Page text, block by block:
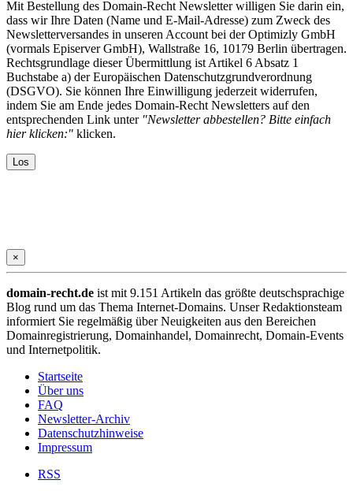
Mit Bestellung des Domain-Recht Newsletter willigen Sie darin ein,
dass wir Ihre Daten (Name und E-Mail-Adresse) zum Zweck des
Newsletterversandes in unseren Account bei der Optimizly GmbH
(vormals Episerver GmbH), Wallstraße 16, 10179 Berlin übertragen.
Rechtsgrundlage dieser Übermittlung ist Artikel 6 Absatz 1
Buchstabe a) der Europäischen Datenschutzgrundverordnung
(DSGVO). Sie können Ihre Einwilligung jederzeit widerrufen,
indem Sie am Ende jedes Domain-Recht Newsletters auf den
entsprechenden Link unter "Newsletter abbestellen? Bitte einfach
hier klicken:" klicken.
×
domain-recht.de ist mit 9.151 Artikeln das größte deutschsprachige
Blog rund um das Thema Internet-Domains. Unser Redaktionsteam
informiert Sie regelmäßig über Neuigkeiten aus den Bereichen
Domainregistrierung, Domainhandel, Domainrecht, Domain-Events
und Internetpolitik.
Startseite
Über uns
FAQ
Newsletter-Archiv
Datenschutzhinweise
Impressum
RSS